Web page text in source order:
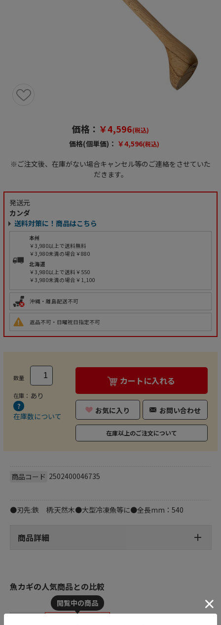
価格： ￥4,596(税込)
価格(個単価)： ￥4,596(税込)
※ご注文後、在庫がない場合キャンセル等のご連絡をさせていた
だきます。
発送元
カンダ
送料対策に！商品はこちら
本州
￥3,980以上で送料無料
￥3,980未満の場合￥880
北海道
￥3,980以上で送料￥550
￥3,980未満の場合￥1,100
沖縄・離島配送不可
返品不可・日曜祝日指定不可
数量
在庫： あり
在庫数について
カートに入れる
お気に入り お問い合わせ
在庫以上のご注文について
商品コード 2502400046735
●刃先:鉄 柄:天然木●大型冷凍魚等に●全長mm：540
商品詳細
魚カギの人気商品との比較